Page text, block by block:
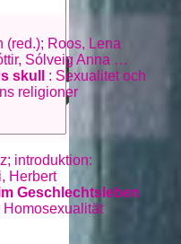
(red.); Roos, Lena
Sólveig Anna …
skull
: Sexualitet och
religioner
introduktion:
Herbert
Geschlechtsleben
Homosexualität